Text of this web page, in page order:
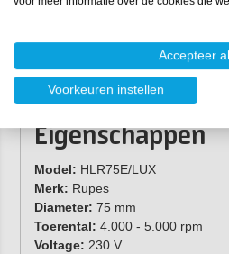
Microvezeldoek (3x).
Bigfoot schort.
Bigfoot opbergtas.
Eigenschappen
Model: HLR75E/LUX
Merk: Rupes
Diameter: 75 mm
Toerental: 4.000 - 5.000 rpm
Voltage: 230 V
Accepteer
Voorkeuren instellen